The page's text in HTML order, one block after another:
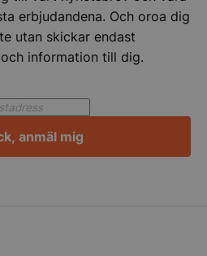
erbjudandena. Och oroa dig
utan skickar endast
information till dig.
anmäl mig
Oklassificerade
tillåter
som användarinloggning